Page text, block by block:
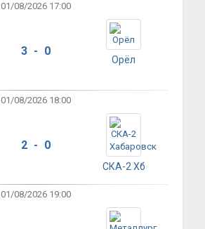
01/08/2026 17:00
3 - 0
Орёл
01/08/2026 18:00
2 - 0
СКА-2 Хб
01/08/2026 19:00